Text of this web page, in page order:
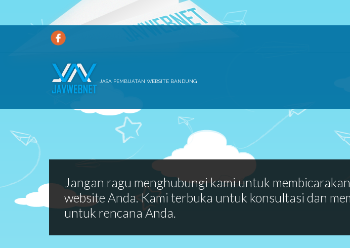
JASA PEMBUATAN WEBSITE BANDUNG
Jangan ragu menghubungi kami untuk
website Anda. Kami terbuka untuk konsultasi dan
untuk rencana Anda.